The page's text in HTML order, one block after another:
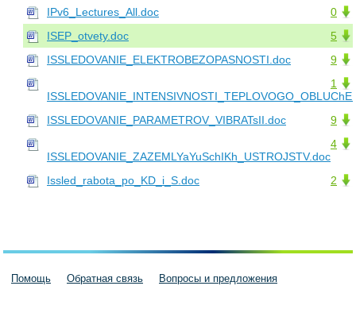
0
IPv6_Lectures_All.doc
5
ISEP_otvety.doc
9
ISSLEDOVANIE_ELEKTROBEZOPASNOSTI.doc
1
9
ISSLEDOVANIE_PARAMETROV_VIBRATsII.doc
4
ISSLEDOVANIE_ZAZEMLYaYuSchIKh_USTROJSTV.doc
2
Issled_rabota_po_KD_i_S.doc
Помощь Обратная связь Вопросы и предложения